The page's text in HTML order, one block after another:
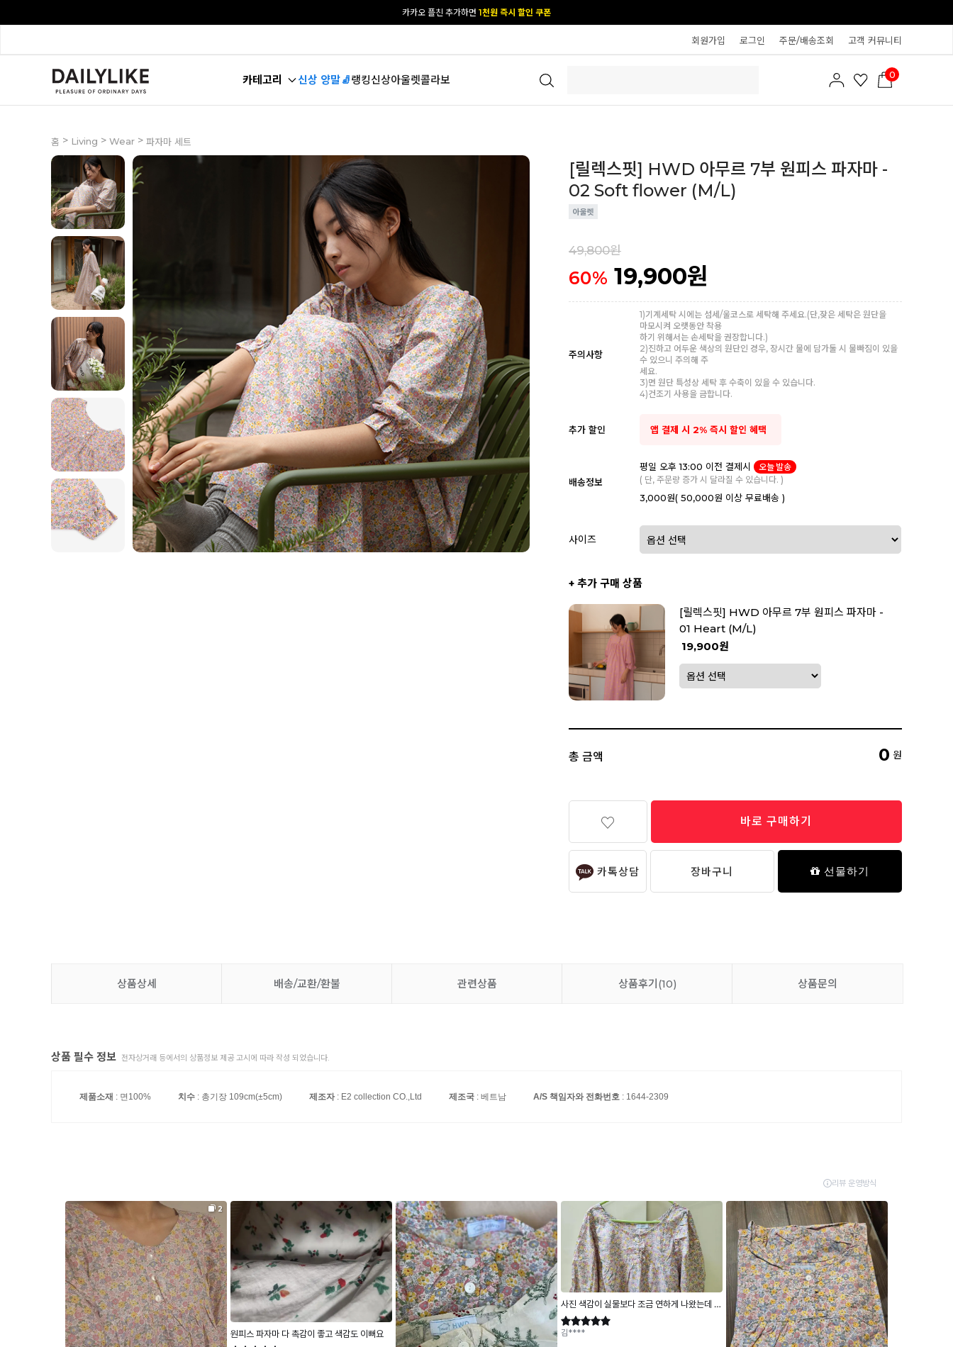
[공식몰 단독] 앱 다운받고2% 결제 할인 받기
회원가입 로그인 주문/배송조회 고객 커뮤니티
카테고리 신상 양말🧦랭킹신상아울렛콜라보 0
홈 > Living > Wear > 파자마 세트
[릴렉스핏] HWD 아무르 7부 원피스 파자마 -
02 Soft flower (M/L)
49,800원
60% 19,900원
주의사항
1)기계세탁 시에는 섬세/울코스로 세탁해 주세요.(단,잦은 세탁은 원단을
마모시켜 오랫동안 착용
하기 위해서는 손세탁을 권장합니다.)
2)진하고 어두운 색상의 원단인 경우, 장시간 물에 담가둘 시 물빠짐이 있을
수 있으니 주의해 주
세요.
3)면 원단 특성상 세탁 후 수축이 있을 수 있습니다.
4)건조기 사용을 금합니다.
추가 할인 앱 결제 시 2% 즉시 할인 혜택
배송정보
평일 오후 13:00 이전 결제시
오늘 발송
( 단, 주문량 증가 시 달라질 수 있습니다. )
3,000원( 50,000원 이상 무료배송 )
사이즈
+ 추가 구매 상품
[릴렉스핏] HWD 아무르 7부 원피스 파자마 -
01 Heart (M/L)
19,900원
총 금액 0 원
바로 구매하기
카톡상담 장바구니 선물하기
상품상세 배송/교환/환불 관련상품 상품후기(10) 상품문의
상품 필수 정보 전자상거래 등에서의 상품정보 제공 고시에 따라 작성 되었습니다.
제품소재 : 면100% 치수 : 총기장 109cm(±5cm) 제조자: E2 collection CO.,Ltd 제조국 : 베트남 A/S 책임자와 전화번호 : 1644-2309